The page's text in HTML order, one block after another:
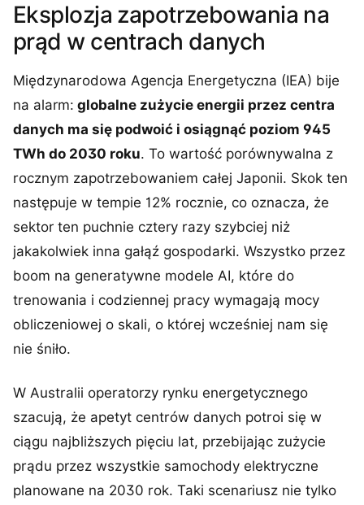
Eksplozja zapotrzebowania na
prąd w centrach danych
Międzynarodowa Agencja Energetyczna (IEA) bije
na alarm: globalne zużycie energii przez centra
danych ma się podwoić i osiągnąć poziom 945
TWh do 2030 roku. To wartość porównywalna z
rocznym zapotrzebowaniem całej Japonii. Skok ten
następuje w tempie 12% rocznie, co oznacza, że
sektor ten puchnie cztery razy szybciej niż
jakakolwiek inna gałąź gospodarki. Wszystko przez
boom na generatywne modele AI, które do
trenowania i codziennej pracy wymagają mocy
obliczeniowej o skali, o której wcześniej nam się
nie śniło.
W Australii operatorzy rynku energetycznego
szacują, że apetyt centrów danych potroi się w
ciągu najbliższych pięciu lat, przebijając zużycie
prądu przez wszystkie samochody elektryczne
planowane na 2030 rok. Taki scenariusz nie tylko